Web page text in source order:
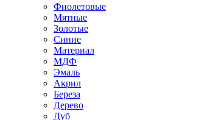
Фиолетовые
Мятные
Золотые
Синие
Материал
МДФ
Эмаль
Акрил
Береза
Дерево
Дуб